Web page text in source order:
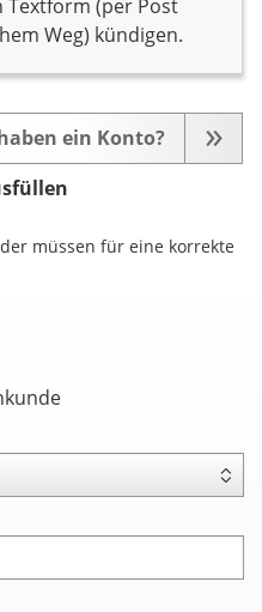
Textform (per Post
Weg) kündigen.
ein Konto?
müssen für eine korrekte